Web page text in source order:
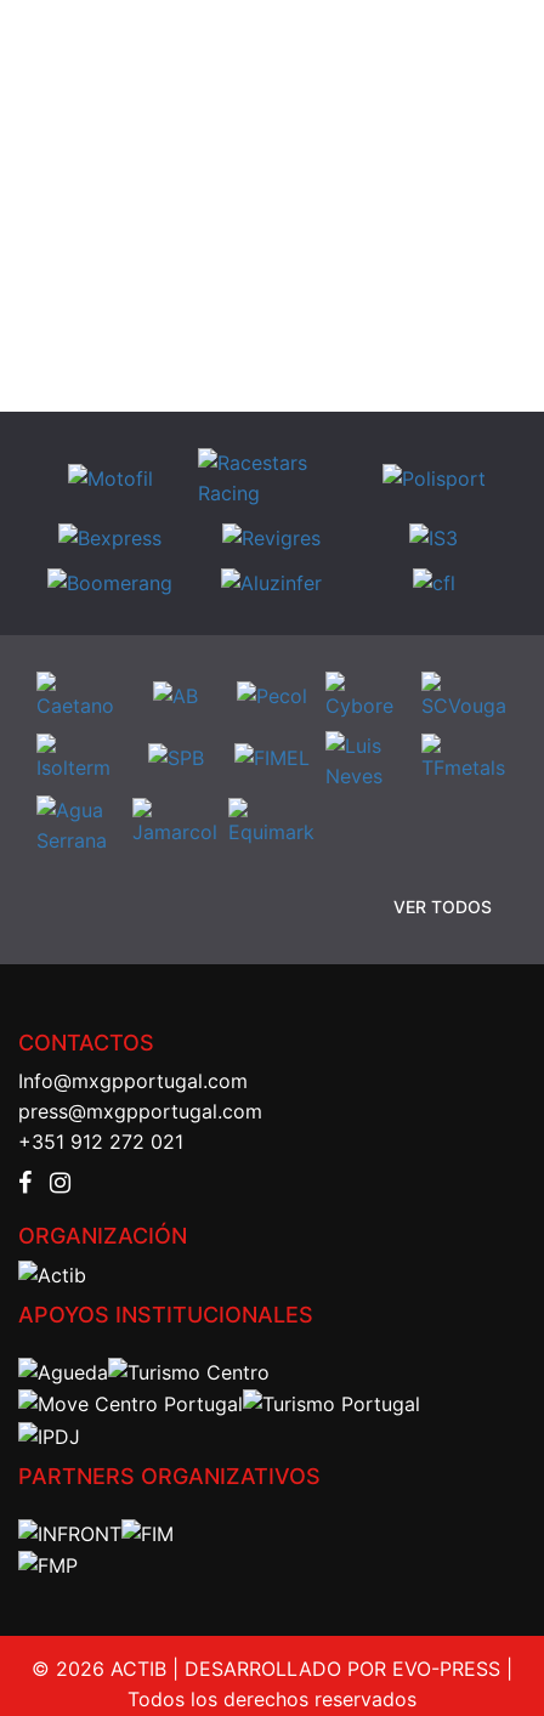
VER TODOS
CONTACTOS
Info@mxgpportugal.com
press@mxgpportugal.com
+351 912 272 021
ORGANIZACIÓN
APOYOS INSTITUCIONALES
PARTNERS ORGANIZATIVOS
© 2026 ACTIB | DESARROLLADO POR EVO-PRESS |
Todos los derechos reservados